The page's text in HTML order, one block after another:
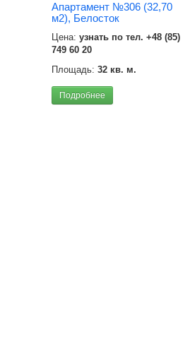
Апартамент №306 (32,70
м2), Белосток
Цена: узнать по тел. +48 (85)
749 60 20
Площадь: 32 кв. м.
Подробнее